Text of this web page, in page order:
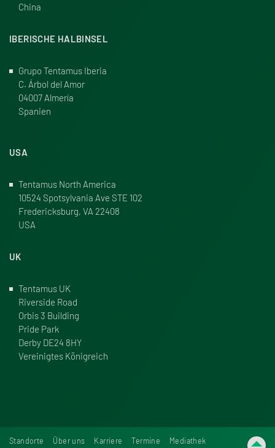
China
IBERISCHE HALBINSEL
Grupo Tentamus Iberia
C. Árbol del Amor
04007 Almería
Spanien
USA
Tentamus North America
10524 Spotsylvania Ave STE 102
Fredericksburg, VA 22408
USA
UK
Tentamus UK
Riverside Road
Orbis 3 Building
Pride Park
Derby DE24 8HY
Vereinigtes Königreich
Standorte Über uns Karriere Termine Mediathek